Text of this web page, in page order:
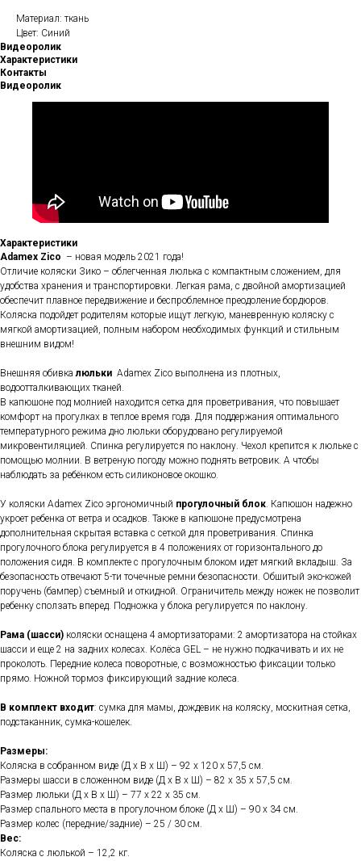
Материал: ткань
Цвет: Синий
Видеоролик
Характеристики
Контакты
Видеоролик
Характеристики
Adamex Zico – новая модель 2021 года!
Отличие коляски Зико – облегченная люлька с компактным сложением, для
удобства хранения и транспортировки. Легкая рама, с двойной амортизацией
обеспечит плавное передвижение и беспроблемное преодоление бордюров.
Коляска подойдет родителям которые ищут легкую, маневренную коляску с
мягкой амортизацией, полным набором необходимых функций и стильным
внешним видом!
Внешняя обивкалюльки Adamex Zico выполнена из плотных,
водоотталкивающих тканей.
В капюшоне под молнией находится сетка для проветривания, что повышает
комфорт на прогулках в теплое время года. Для поддержания оптимального
температурного режима дно люльки оборудовано регулируемой
микровентиляцией. Спинка регулируется по наклону. Чехол крепится к люльке с
помощью молнии. В ветреную погоду можно поднять ветровик. А чтобы
наблюдать за ребёнком есть силиконовое окошко.
У коляски Adamex Zico эргономичный прогулочный блок. Капюшон надежно
укроет ребенка от ветра и осадков. Также в капюшоне предусмотрена
дополнительная скрытая вставка с сеткой для проветривания. Спинка
прогулочного блока регулируется в 4 положениях от горизонтального до
положения сидя. В комплекте с прогулочным блоком идет мягкий вкладыш. За
безопасность отвечают 5-ти точечные ремни безопасности. Обшитый эко-кожей
поручень (бампер) съемный и откидной. Ограничитель между ножек не позволит
ребенку сползать вперед. Подножка у блока регулируется по наклону.
Рама (шасси) коляски оснащена 4 амортизаторами: 2 амортизатора на стойках
шасси и еще 2 на задних колесах. Колёса GEL – не нужно подкачивать и их не
проколоть. Передние колеса поворотные, с возможностью фиксации только
прямо. Ножной тормоз фиксирующий задние колеса.
В комплект входит: сумка для мамы, дождевик на коляску, москитная сетка,
подстаканник, сумка-кошелек.
Размеры:
Коляска в собранном виде (Д х В х Ш) – 92 х 120 х 57,5 см.
Размеры шасси в сложенном виде (Д х В х Ш) – 82 х 35 х 57,5 см.
Размер люльки (Д х В х Ш) – 77 х 22 х 35 см.
Размер спального места в прогулочном блоке (Д х Ш) – 90 х 34 см.
Размер колес (передние/задние) – 25 / 30 см.
Вес:
Коляска с люлькой – 12,2 кг.